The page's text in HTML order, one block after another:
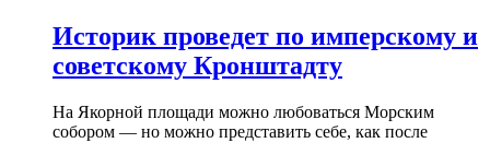
Историк проведет по имперскому и
советскому Кронштадту
На Якорной площади можно любоваться Морским
собором — но можно представить себе, как после